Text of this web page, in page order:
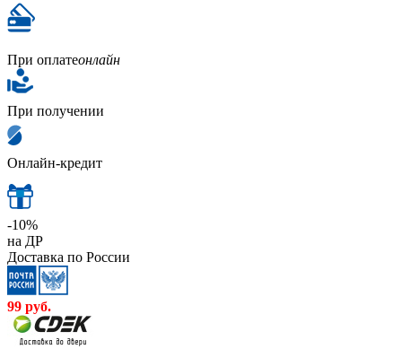
При оплатеонлайн
При получении
Онлайн-кредит
-10%
на ДР
Доставка по России
99 руб.